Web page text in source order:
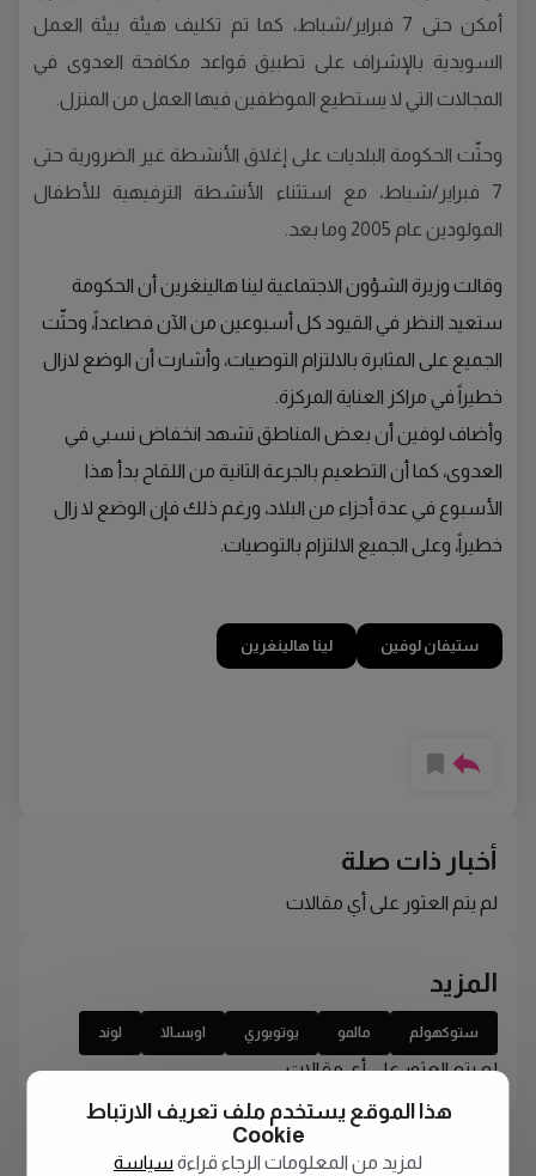
أمكن حتى 7 فبراير/شباط، كما تم تكليف هيئة بيئة العمل
السويدية بالإشراف على تطبيق قواعد مكافحة العدوى في
المجالات التي لا يستطيع الموظفين فيها العمل من المنزل.
وحثّت الحكومة البلديات على إغلاق الأنشطة غير الضرورية حتى
7 فبراير/شباط، مع استثناء الأنشطة الترفيهية للأطفال
المولودين عام 2005 وما بعد.
وقالت وزيرة الشؤون الاجتماعية لينا هالينغرين أن الحكومة
ستعيد النظر في القيود كل أسبوعين من الآن فصاعداً، وحثّت
الجميع على المثابرة بالالتزام التوصيات، وأشارت أن الوضع لازال
خطيراً في مراكز العناية المركزة.
وأضاف لوفين أن بعض المناطق تشهد انخفاض نسبي في
العدوى، كما أن التطعيم بالجرعة الثانية من اللقاح بدأ هذا
الأسبوع في عدة أجزاء من البلاد، ورغم ذلك فإن الوضع لا زال
خطيراً، وعلى الجميع الالتزام بالتوصيات.
ستيفان لوفين لينا هالينغرين
أخبار ذات صلة
لم يتم العثور على أي مقالات
المزيد
ستوكهولم مالمو يوتوبوري اوبسالا لوند
لم يتم العثور على أي مقالات
هذا الموقع يستخدم ملف تعريف الارتباط
Cookie
لمزيد من المعلومات الرجاء قراءة سياسة